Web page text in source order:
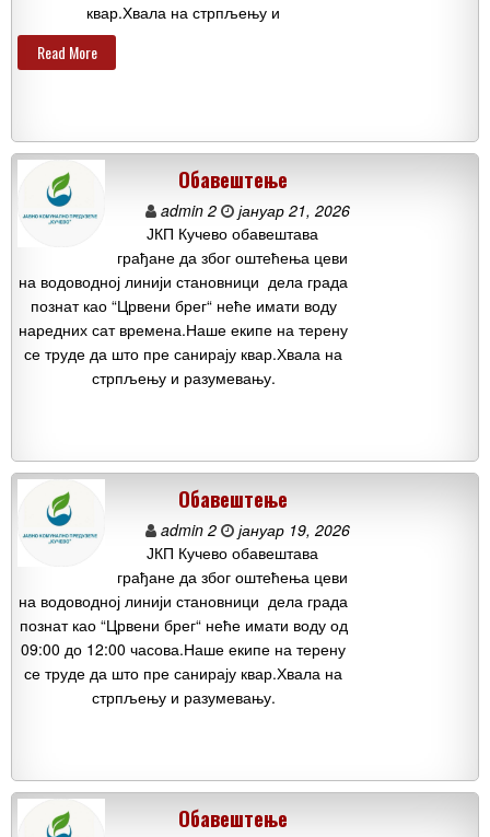
квар.Хвала на стрпљењу и
Read More
Обавештење
admin 2
јануар 21, 2026
ЈКП Кучево обавештава
грађане да због оштећења цеви
на водоводној линији становници дела града
познат као “Црвени брег“ неће имати воду
наредних сат времена.Наше екипе на терену
се труде да што пре санирају квар.Хвала на
стрпљењу и разумевању.
Обавештење
admin 2
јануар 19, 2026
ЈКП Кучево обавештава
грађане да због оштећења цеви
на водоводној линији становници дела града
познат као “Црвени брег“ неће имати воду од
09:00 до 12:00 часова.Наше екипе на терену
се труде да што пре санирају квар.Хвала на
стрпљењу и разумевању.
Обавештење